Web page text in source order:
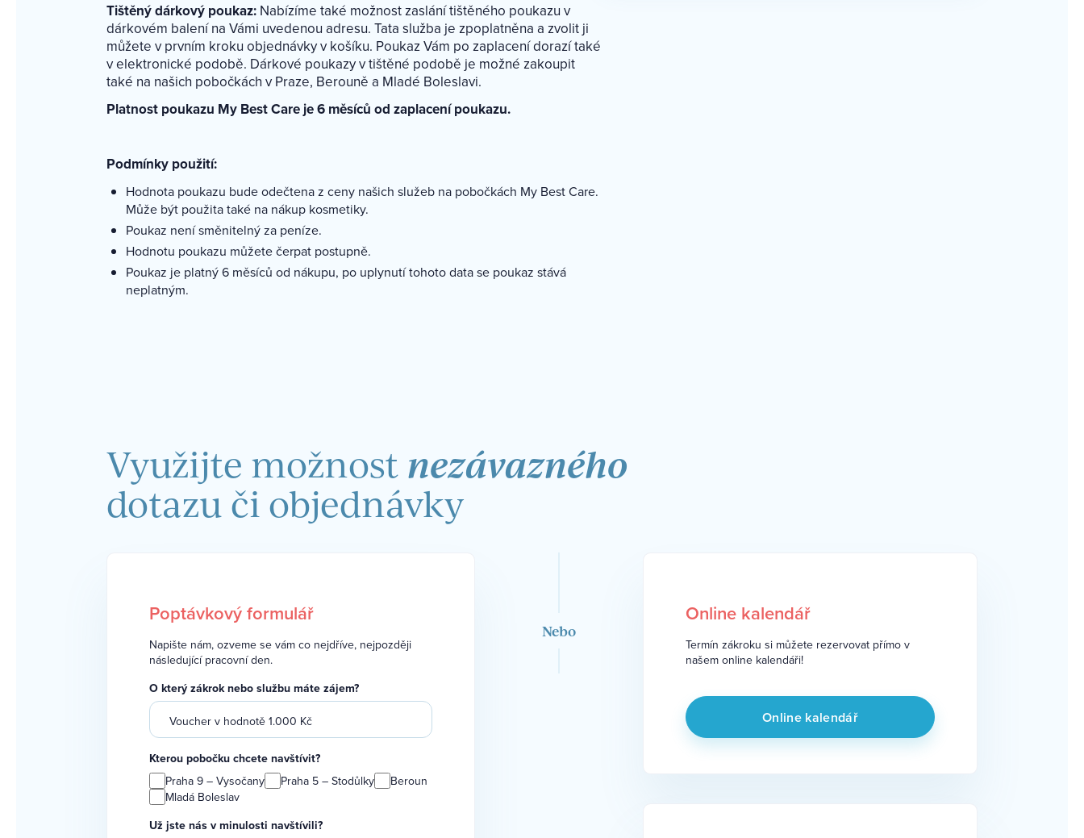
Tištěný dárkový poukaz: Nabízíme také možnost zaslání tištěného poukazu v
dárkovém balení na Vámi uvedenou adresu. Tata služba je zpoplatněna a zvolit ji
můžete v prvním kroku objednávky v košíku. Poukaz Vám po zaplacení dorazí také
v elektronické podobě. Dárkové poukazy v tištěné podobě je možné zakoupit
také na našich pobočkách v Praze, Berouně a Mladé Boleslavi.
Platnost poukazu My Best Care je 6 měsíců od zaplacení poukazu.
Podmínky použití:
Hodnota poukazu bude odečtena z ceny našich služeb na pobočkách My Best Care.
Může být použita také na nákup kosmetiky.
Poukaz není směnitelný za peníze.
Hodnotu poukazu můžete čerpat postupně.
Poukaz je platný 6 měsíců od nákupu, po uplynutí tohoto data se poukaz stává
neplatným.
Využijte možnost nezávazného
dotazu či objednávky
Poptávkový formulář
Napište nám, ozveme se vám co nejdříve, nejpozději
následující pracovní den.
O který zákrok nebo službu máte zájem?
Kterou pobočku chcete navštívit?
Praha 9 – Vysočany
Praha 5 – Stodůlky
Beroun
Mladá Boleslav
Už jste nás v minulosti navštívili?
Nebo
Online kalendář
Termín zákroku si můžete rezervovat přímo v
našem online kalendáři!
Online kalendář